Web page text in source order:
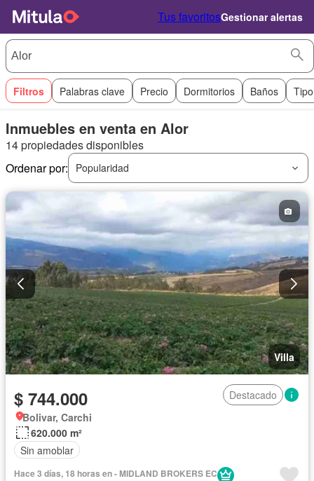
Tus favoritosGestionar alertas
Filtros Palabras clave Precio Dormitorios Baños
Inmuebles en venta en Alor
14 propiedades disponibles
Ordenar por:
Popularidad
Villa
$ 744.000
Destacado
Bolivar, Carchi
620.000 m²
Sin amoblar
Hace 3 días, 18 horas en - MIDLAND BROKERS EC